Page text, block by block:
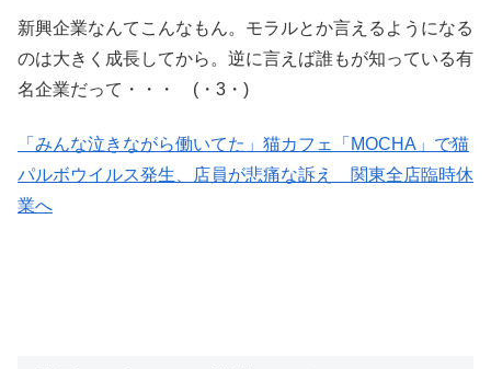
新興企業なんてこんなもん。モラルとか言えるようになる
のは大きく成長してから。逆に言えば誰もが知っている有
名企業だって・・・ (・3・)
「みんな泣きながら働いてた」猫カフェ「MOCHA」で猫
パルボウイルス発生、店員が悲痛な訴え 関東全店臨時休
業へ